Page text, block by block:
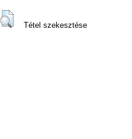
Tétel szekesztése